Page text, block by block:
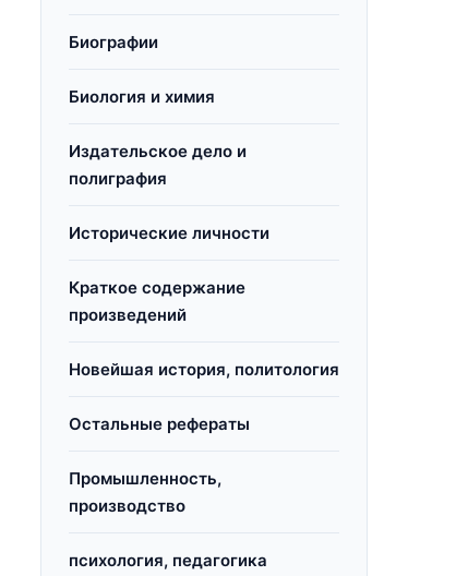
Биографии
Биология и химия
Издательское дело и
полиграфия
Исторические личности
Краткое содержание
произведений
Новейшая история, политология
Остальные рефераты
Промышленность,
производство
психология, педагогика